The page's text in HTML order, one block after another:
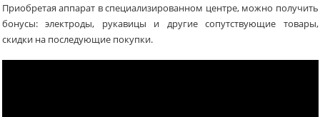
Приобретая аппарат в специализированном центре, можно получить
бонусы: электроды, рукавицы и другие сопутствующие товары,
скидки на последующие покупки.